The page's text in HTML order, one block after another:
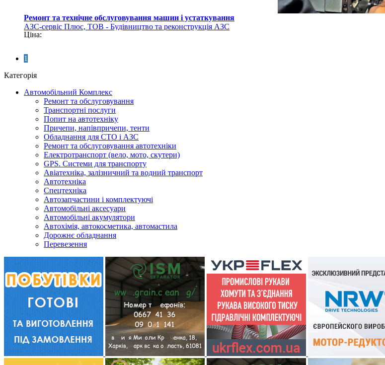
Ремонт та технічне обслуговування машин і устаткування
АЗС-сервіс Плюс, ТОВ - Будівництво та реконструкція АЗС
Ціна:
1
Категорія
Автомобільний Комплекс
Ремонт та обслуговування
Транспортні послуги
Попит на автотехніку
Причепи, напівпричепи, тенти
Обладнання для СТО і АЗС
Ремонт та обслуговування автотехніки
Електротранспорт (вело, мото, скутери)
GPS. Системи для транспорту
Авіатехніка, залізничний та водний транспорт
Автотехніка
Спецтехніка
Автозапчастини і комплектуючі
Автомобільні аксесуари
Автомобільні акумулятори
Автохімія, автокосметика, автомастила
Дорожнє обладнання
Перевезення